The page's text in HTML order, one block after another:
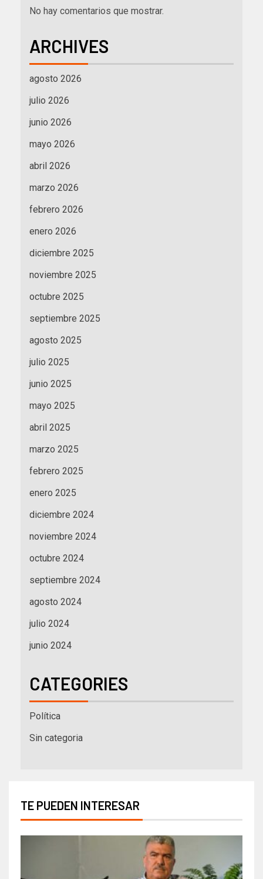
No hay comentarios que mostrar.
ARCHIVES
agosto 2026
julio 2026
junio 2026
mayo 2026
abril 2026
marzo 2026
febrero 2026
enero 2026
diciembre 2025
noviembre 2025
octubre 2025
septiembre 2025
agosto 2025
julio 2025
junio 2025
mayo 2025
abril 2025
marzo 2025
febrero 2025
enero 2025
diciembre 2024
noviembre 2024
octubre 2024
septiembre 2024
agosto 2024
julio 2024
junio 2024
CATEGORIES
Política
Sin categoria
TE PUEDEN INTERESAR